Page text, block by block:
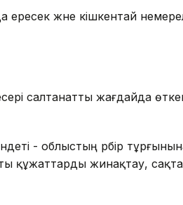
және кішкентай
салтанатты жағдайда
- облыстың әрбір тұрғынына,
құжаттарды жинақтау,